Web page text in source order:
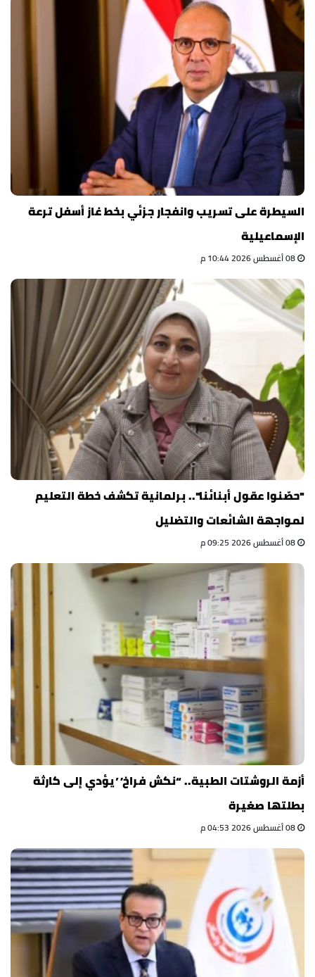
السيطرة على تسريب وانفجار جزئي بخط غاز أسفل ترعة
الإسماعيلية
"حصّنوا عقول أبنائنا".. برلمانية تكشف خطة التعليم
لمواجهة الشائعات والتضليل
أزمة الروشتات الطبية.. “نكش فراخ” يؤدي إلى كارثة
بطلتها صغيرة